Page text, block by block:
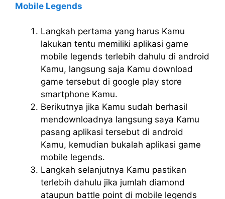
Mobile Legends
Langkah pertama yang harus Kamu
lakukan tentu memiliki aplikasi game
mobile legends terlebih dahulu di android
Kamu, langsung saja Kamu download
game tersebut di google play store
smartphone Kamu.
Berikutnya jika Kamu sudah berhasil
mendownloadnya langsung saya Kamu
pasang aplikasi tersebut di android
Kamu, kemudian bukalah aplikasi game
mobile legends.
Langkah selanjutnya Kamu pastikan
terlebih dahulu jika jumlah diamond
ataupun battle point di mobile legends